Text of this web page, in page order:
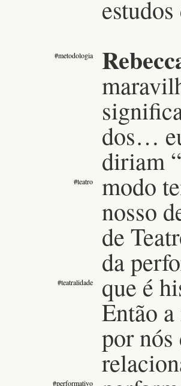
#metodologia
dos…
diriam
modo
#teatro
nosso
de
da
que é
#teatralidade
Então
por nós
#performativo